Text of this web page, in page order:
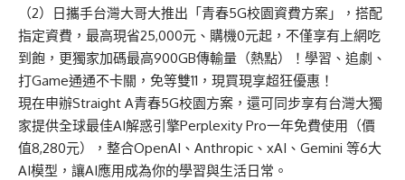
（2）日攜手台灣大哥大推出「青春5G校園資費方案」，搭配
指定資費，最高現省25,000元、購機0元起，不僅享有上網吃
到飽，更獨家加碼最高900GB傳輸量（熱點）！學習、追劇、
打Game通通不卡關，免等雙11，現買現享超狂優惠！
現在申辦Straight A青春5G校園方案，還可同步享有台灣大獨
家提供全球最佳AI解惑引擎Perplexity Pro一年免費使用（價
值8,280元），整合OpenAI、Anthropic、xAI、Gemini 等6大
AI模型，讓AI應用成為你的學習與生活日常。